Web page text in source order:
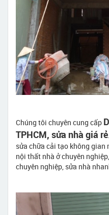
Chúng tôi chuyên cung cấp
TPHCM, sửa nhà giá rẻ
sửa chữa cải tạo không gian
nội thất nhà ở chuyên
chuyên nghiệp, sửa nhà